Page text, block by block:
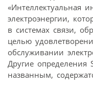
«Интеллектуальная
электроэнергии,
в системах связи,
целью
обслуживании
Другие определения
названным,